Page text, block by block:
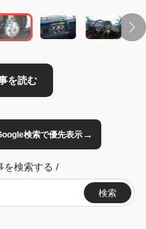
検索で優先表示→
を検索する /
検索